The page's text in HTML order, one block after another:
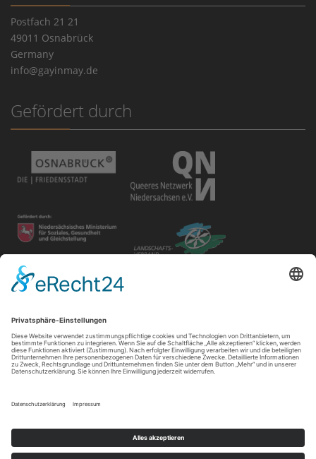
Postfach 21 21
49011 Osnabrück
Germany
info@gayinmay.de
Gefördert durch
Disclaimer
Der Gay in May e.V. bietet unterschiedlichen Gruppen und
für ihre Inhalte tragen die Veranstalter*innen.